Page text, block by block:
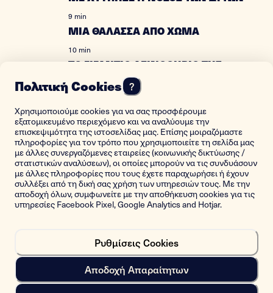
9 min
ΜΙΑ ΘΑΛΑΣΣΑ ΑΠΟ ΧΩΜΑ
10 min
ΤΟ ΓΙΓΑΝΤΙΟ ΔΕΙΝΟΘΗΡΙΟ ΤΗΣ
18 min
ΧΡΙΣΤΟΥΓΕΝΝΙΑΤΙΚΗ ΤΡΑΓΩΔΙΑ
ΣΤΟΝ ΟΛΥΜΠΟ
19 min
ΟΛΗ Η ΖΩΗ ΜΟΥ ΕΙΝΑΙ ΤΟ ΑΜΠΕΛΙ
10 min
WE SURVIVED THE FOREST FIRES IN
MATI
ΤΟ ΘΑΥΜΑ ΤΗΣ ΑΓΙΑΣ ΠΑΡΑΣΚΕΥΗΣ
14 min
Πολιτική Cookies ?
Χρησιμοποιούμε cookies για να σας προσφέρουμε
εξατομικευμένο περιεχόμενο και να αναλύουμε την
επισκεψιμότητα της ιστοσελίδας μας. Επίσης μοιραζόμαστε
πληροφορίες για τον τρόπο που χρησιμοποιείτε τη σελίδα μας
με άλλες συνεργαζόμενες εταιρείες (κοινωνικής δικτύωσης /
στατιστικών αναλύσεων), οι οποίες μπορούν να τις συνδυάσουν
με άλλες πληροφορίες που τους έχετε παραχωρήσει ή έχουν
συλλέξει από τη δική σας χρήση των υπηρεσιών τους. Με την
αποδοχή όλων, συμφωνείτε με την αποθήκευση cookies για τις
υπηρεσίες Facebook Pixel, Google Analytics and Hotjar.
Ρυθμίσεις Cookies
Αποδοχή Απαραίτητων